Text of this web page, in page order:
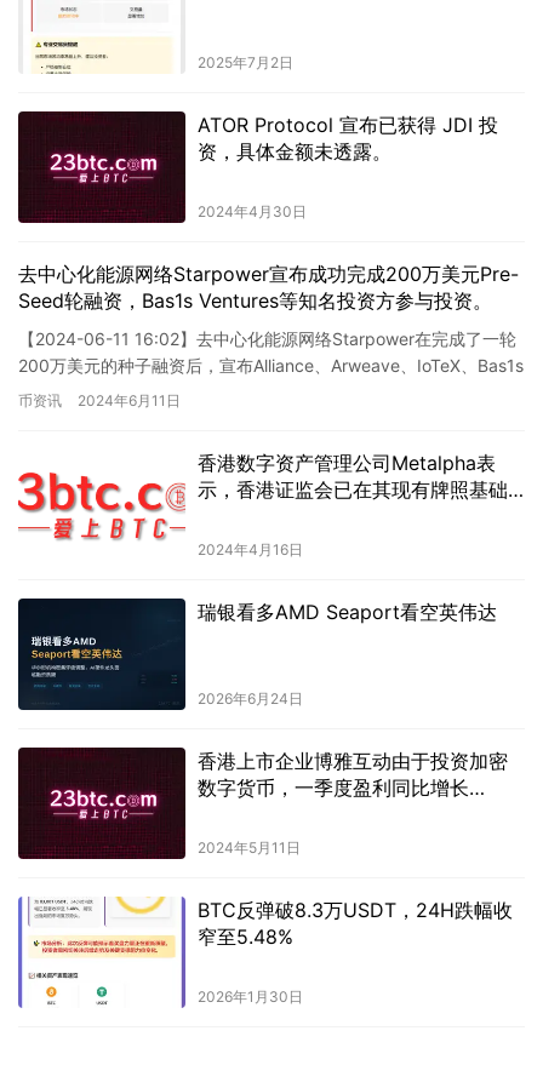
2025年7月2日
ATOR Protocol 宣布已获得 JDI 投
资，具体金额未透露。
2024年4月30日
去中心化能源网络Starpower宣布成功完成200万美元Pre-
Seed轮融资，Bas1s Ventures等知名投资方参与投资。
【2024-06-11 16:02】去中心化能源网络Starpower在完成了一轮
200万美元的种子融资后，宣布Alliance、Arweave、IoTeX、Bas1s
Ventu…
币资讯 2024年6月11日
香港数字资产管理公司Metalpha表
示，香港证监会已在其现有牌照基础
2024年4月16日
瑞银看多AMD Seaport看空英伟达
2026年6月24日
香港上市企业博雅互动由于投资加密
数字货币，一季度盈利同比增长
2024年5月11日
BTC反弹破8.3万USDT，24H跌幅收
窄至5.48%
2026年1月30日